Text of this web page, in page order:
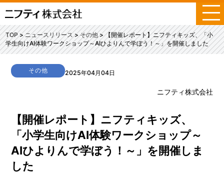
メ
ニ
ュ
ー
TOP ニュースリリース その他
【開催レポート】ニフティキッズ、「小
学生向けAI体験ワークショップ～AIひよりんで学ぼう！～」を開催しました
その他 2025年04月04日
ニフティ株式会社
【開催レポート】ニフティキッズ、
「小学生向けAI体験ワークショップ～
AIひよりんで学ぼう！～」を開催しま
した